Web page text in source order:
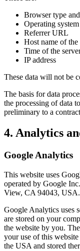
Browser type
Operating system
Referrer URL
Host name of the
Time of the
IP address
These data will not be
The basis for data
the processing of data
preliminary to a
4. Analytics
Google Analytics
This website uses
operated by Google
View, CA 94043, USA.
Google Analytics uses
are stored on your
the website by you.
your use of this
the USA and stored